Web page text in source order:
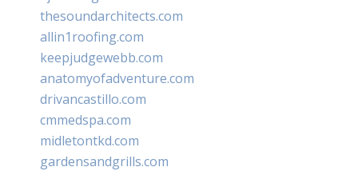
thesoundarchitects.com
allin1roofing.com
keepjudgewebb.com
anatomyofadventure.com
drivancastillo.com
cmmedspa.com
midletontkd.com
gardensandgrills.com